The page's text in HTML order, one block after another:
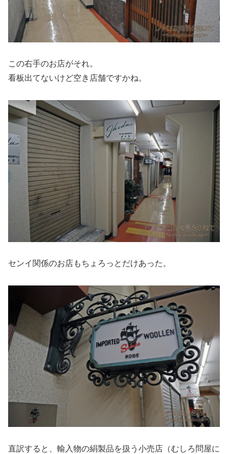
この右手のお店がそれ。
看板出てないけど空き店舗ですかね。
センイ関係のお店もちょろっとだけあった。
直訳すると、輸入物の絹製品を扱う小売店（むしろ問屋に